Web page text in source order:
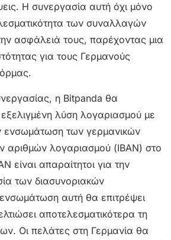
Η συνεργασία αυτή όχι μόνο
των συναλλαγών
ασφάλειά τους, παρέχοντας μια
για τους Γερμανούς
η Bitpanda θα
εξελιγμένη λύση λογαριασμού με
ενσωμάτωση των γερμανικών
αριθμών λογαριασμού (IBAN) στο
είναι απαραίτητοι για την
των διασυνοριακών
αυτή θα επιτρέψει
αποτελεσματικότερα τη
Οι πελάτες στη Γερμανία θα